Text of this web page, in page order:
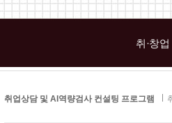
취·창업
취업상담 및 AI역량검사 컨설팅 프로그램